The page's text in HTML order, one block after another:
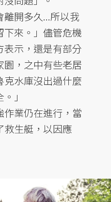
離開多久...所以我
來。」儘管危機
表示，還是有部分
園，之中有些老居
克水庫沒出過什麼
」
作業仍在進行，當
救生艇，以因應